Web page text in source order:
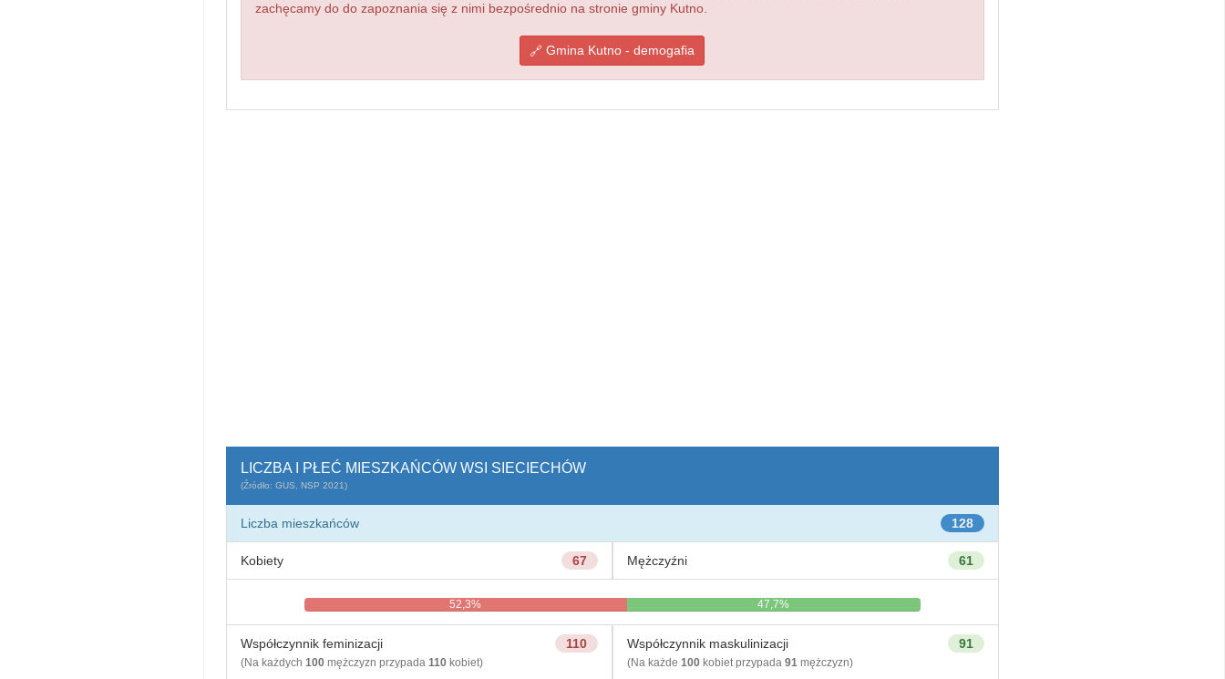
zachęcamy do do zapoznania się z nimi bezpośrednio na stronie gminy Kutno.
Gmina Kutno - demogafia
LICZBA I PŁEĆ MIESZKAŃCÓW WSI SIECIECHÓW
(Źródło: GUS, NSP 2021)
128
Liczba mieszkańców
67
Kobiety 61
Mężczyźni
52,3% 47,7%
110
Współczynnik feminizacji
(Na każdych 100mężczyzn przypada 110kobiet)
91
Współczynnik maskulinizacji
(Na każde 100kobiet przypada 91mężczyzn)